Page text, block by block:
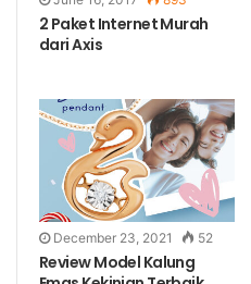
2 Paket Internet Murah
dari Axis
December 23, 2021 52
Review Model Kalung